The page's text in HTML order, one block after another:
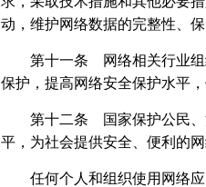
动，维护网络数据的完整性、保
第十一条 网络相关行业组
保护，提高网络安全保护水平，
第十二条 国家保护公民、
平，为社会提供安全、便利的
任何个人和组织使用网络